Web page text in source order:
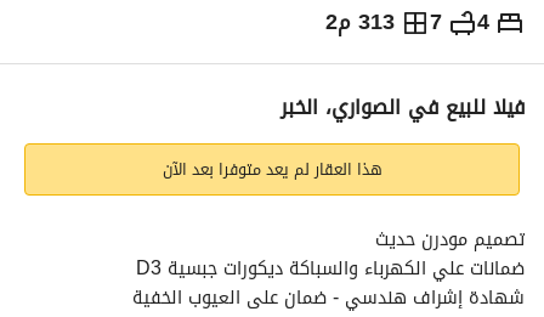
4
7 313 م2 ⃁
1,300,000
التفاصيل معلومات ترخيص الإعلان
فيلا للبيع في الصواري، الخبر
هذا العقار لم يعد متوفرا بعد الآن
تصميم مودرن حديث
ضمانات علي الكهرباء والسباكة ديكورات جبسية D3
شهادة إشراف هندسي - ضمان على العيوب الخفية